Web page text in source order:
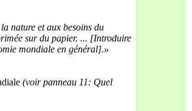
nature et aux besoins du
sur du papier. ... [Introduire
mondiale en général].»
(voir panneau 11: Quel